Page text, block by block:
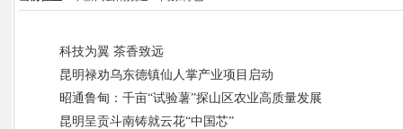
科技为翼 茶香致远
昆明禄劝乌东德镇仙人掌产业项目启动
昭通鲁甸：千亩“试验薯”探山区农业高质量发展
昆明呈贡斗南铸就云花“中国芯”